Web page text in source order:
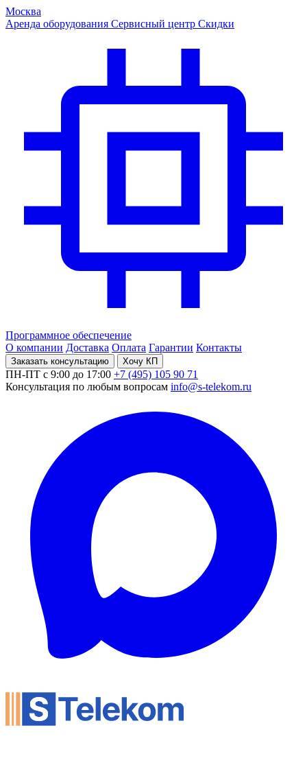
Москва
Аренда оборудования Сервисный центр Скидки
Программное обеспечение
О компании Доставка Оплата Гарантии Контакты
Заказать консультацию Хочу КП
ПН-ПТ с 9:00 до 17:00 +7 (495) 105 90 71
Консультация по любым вопросам info@s-telekom.ru